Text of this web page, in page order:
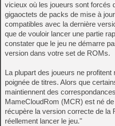
vicieux où les joueurs sont forcés
gigaoctets de packs de mise à
compatibles avec la dernière
que de vouloir lancer une partie
constater que le jeu ne démarre
version dans votre set de ROMs.
La plupart des joueurs ne
poignée de titres. Alors que
maintiennent des
MameCloudRom (MCR) est né
récupère la version correcte de la
réellement lancer le jeu."